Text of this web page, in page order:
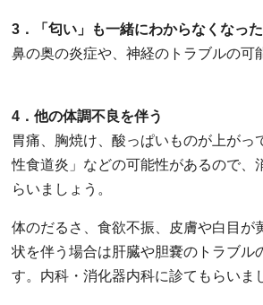
3．「匂い」も一緒にわからなくなった
鼻の奥の炎症や、神経のトラブルの可
4．他の体調不良を伴う
胃痛、胸焼け、酸っぱいものが上がっ
性食道炎」などの可能性があるので、
らいましょう。
体のだるさ、食欲不振、皮膚や白目が
状を伴う場合は肝臓や胆嚢のトラブル
す。内科・消化器内科に診てもらいま